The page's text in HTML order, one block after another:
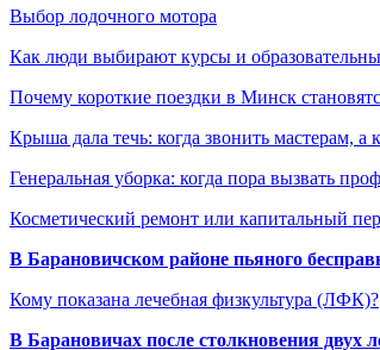
Выбор лодочного мотора
Как люди выбирают курсы и
Почему короткие поездки в Минск
Крыша дала течь: когда звонить мастерам,
Генеральная уборка: когда пора вызвать
Косметический ремонт или капитальный
В Барановичском районе пьяного
Кому показана лечебная физкультура (ЛФК)?
В Барановичах после столкновения двух